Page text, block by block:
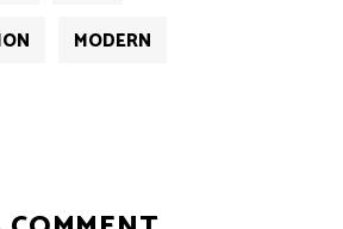
MODERN